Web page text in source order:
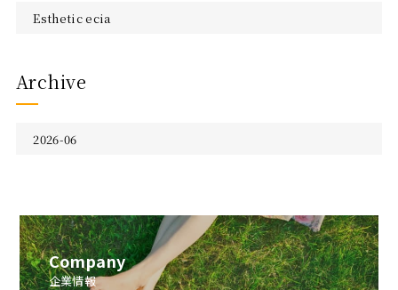
Esthetic ecia
Archive
2026-06
Company
企業情報